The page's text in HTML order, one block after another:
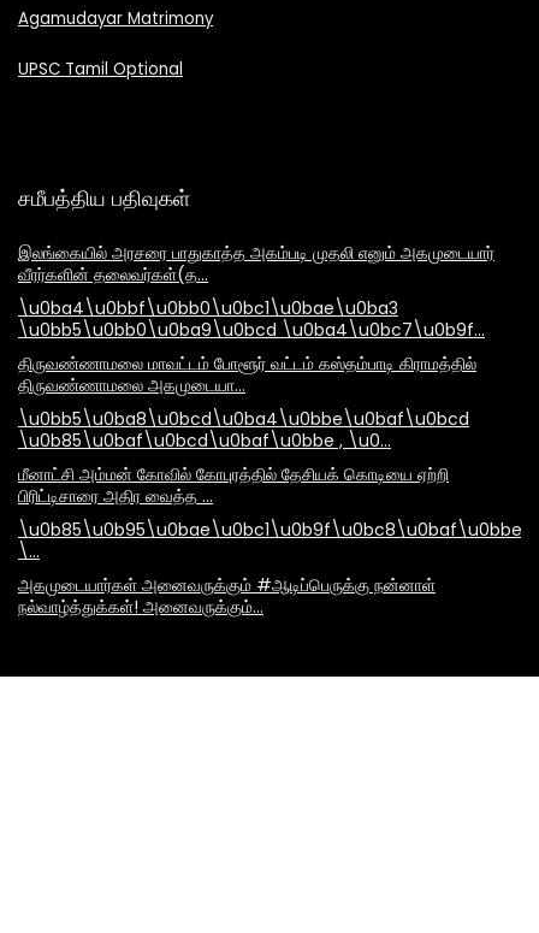
Agamudayar Matrimony
UPSC Tamil Optional
சமீபத்திய பதிவுகள்
இலங்கையில் அரசரை பாதுகாத்த அகம்படி முதலி எனும் அகமுடையார்
வீரர்களின் தலைவர்கள்(த…
\u0ba4\u0bbf\u0bb0\u0bc1\u0bae\u0ba3
\u0bb5\u0bb0\u0ba9\u0bcd \u0ba4\u0bc7\u0b9f…
திருவண்ணாமலை மாவட்டம் போளூர் வட்டம் கஸ்தம்பாடி கிராமத்தில்
திருவண்ணாமலை அகமுடையா…
\u0bb5\u0ba8\u0bcd\u0ba4\u0bbe\u0baf\u0bcd
\u0b85\u0baf\u0bcd\u0baf\u0bbe , \u0…
மீனாட்சி அம்மன் கோவில் கோபுரத்தில் தேசியக் கொடியை ஏற்றி
பிரிட்டிசாரை அதிர வைத்த …
\…
அகமுடையார்கள் அனைவருக்கும் #ஆடிப்பெருக்கு நன்னாள்
நல்வாழ்த்துக்கள்! அனைவருக்கும்…